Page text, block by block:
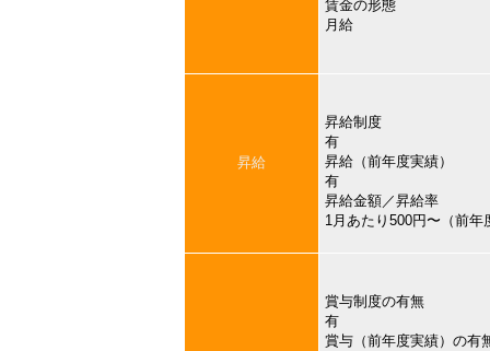
賃金の形態
月給
昇給
昇給制度
有
昇給（前年度実績）
有
昇給金額／昇給率
1月あたり500円〜（前年
賞与制度の有無
有
賞与（前年度実績）の有